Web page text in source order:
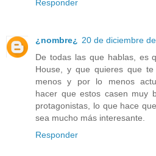
Responder
¿nombre¿
20 de diciembre
De todas las que hablas, es
House, y que quieres que
menos y por lo menos
hacer que estos casen muy
protagonistas, lo que hace
sea mucho más interesante.
Responder